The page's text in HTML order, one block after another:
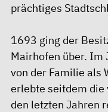
prächtiges
1693 ging der
Mairhofen über. Im
von der Familie als
erlebte seitdem die
den letzten Jahren